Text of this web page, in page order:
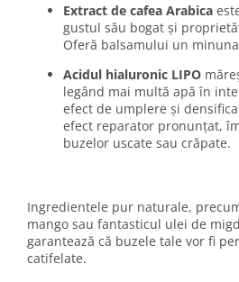
Extract de cafea Arabica
gustul său bogat și
Oferă balsamului un
Acidul hialuronic LIPO
legând mai multă apă în
efect de umplere și
efect reparator pronunțat,
buzelor uscate sau crăpate.
Ingredientele pur naturale,
mango sau fantasticul ulei de
garantează că buzele tale vor fi
catifelate.